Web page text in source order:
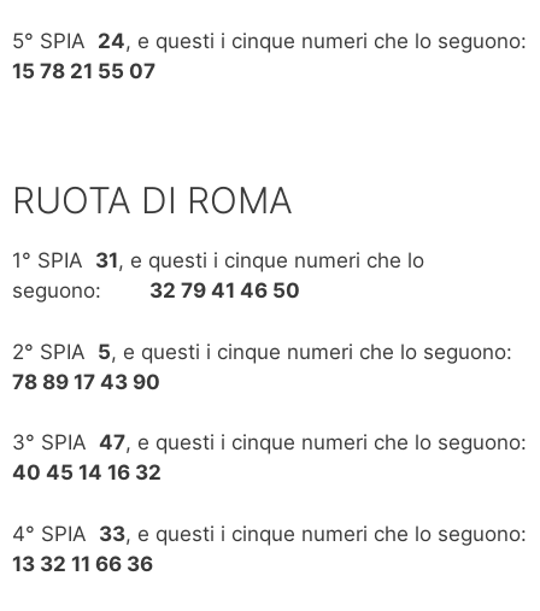
5° SPIA 24, e questi i cinque numeri che lo seguono:
15 78 21 55 07
RUOTA DI ROMA
1° SPIA 31, e questi i cinque numeri che lo
seguono: 32 79 41 46 50
2° SPIA 5, e questi i cinque numeri che lo seguono:
78 89 17 43 90
3° SPIA 47, e questi i cinque numeri che lo seguono:
40 45 14 16 32
4° SPIA 33, e questi i cinque numeri che lo seguono:
13 32 11 66 36